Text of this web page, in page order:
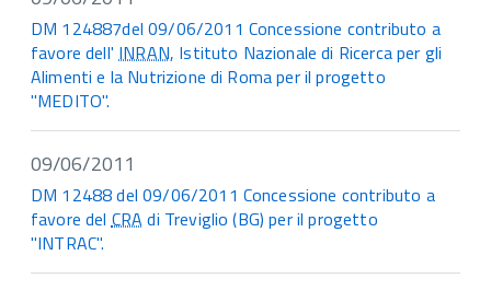
DM 124887del 09/06/2011 Concessione contributo a
favore dell'INRAN, Istituto Nazionale di Ricerca per gli
Alimenti e la Nutrizione di Roma per il progetto
"MEDITO".
09/06/2011
DM 12488 del 09/06/2011 Concessione contributo a
favore delCRA di Treviglio (BG) per il progetto
"INTRAC".